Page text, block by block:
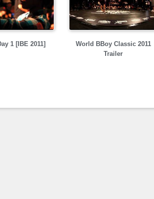
1 [IBE 2011]
World BBoy Classic 2011
Trailer